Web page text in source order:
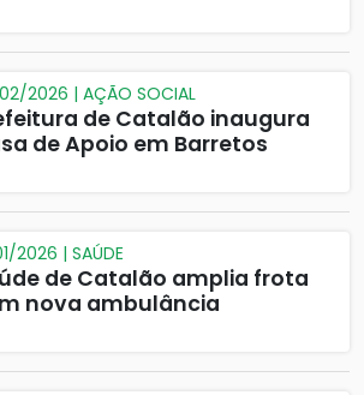
2026 | AÇÃO SOCIAL
de Catalão inaugura
de Apoio em Barretos
2026 | SAÚDE
de Catalão amplia frota
nova ambulância